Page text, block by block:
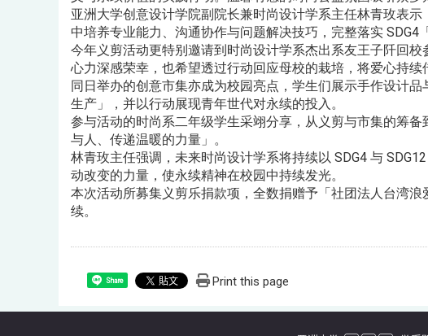
亚洲大学创意设计学院副院长兼时尚设计学系主任林青玫表
中培养专业能力、沟通协作与问题解决技巧，完整落实 SDG4
今年义剪活动更特别邀请到时尚设计学系杰出系友王子阡回
心力深感荣幸，也希望透过行动回应母校的栽培，将爱心持续
同日举办的创意市集亦成为校园亮点，学生们展示手作设计
生产」，并以行动展现青年世代对永续的投入。
参与活动的时尚系二年级学生采翊分享，从义剪与市集的筹
与人、传递温暖的力量」。
林青玫主任强调，未来时尚设计学系将持续以 SDG4 与
动改变的力量，使永续精神在校园中持续发光。
本次活动所募集义剪乐捐款项，全数捐赠予「社团法人台湾
续。
Share Print this page